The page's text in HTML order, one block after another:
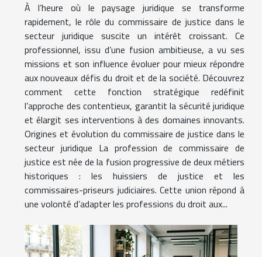
À l’heure où le paysage juridique se transforme
rapidement, le rôle du commissaire de justice dans le
secteur juridique suscite un intérêt croissant. Ce
professionnel, issu d’une fusion ambitieuse, a vu ses
missions et son influence évoluer pour mieux répondre
aux nouveaux défis du droit et de la société. Découvrez
comment cette fonction stratégique redéfinit
l’approche des contentieux, garantit la sécurité juridique
et élargit ses interventions à des domaines innovants.
Origines et évolution du commissaire de justice dans le
secteur juridique La profession de commissaire de
justice est née de la fusion progressive de deux métiers
historiques : les huissiers de justice et les
commissaires-priseurs judiciaires. Cette union répond à
une volonté d’adapter les professions du droit aux...